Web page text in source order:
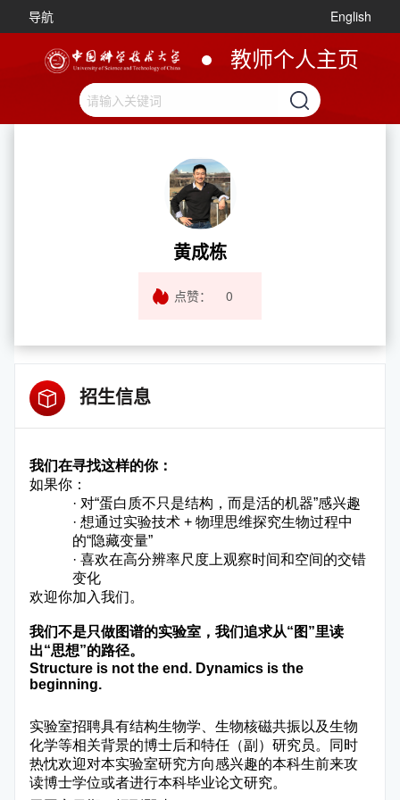
导航 English
教师个人主页
黄成栋
点赞： 0
招生信息